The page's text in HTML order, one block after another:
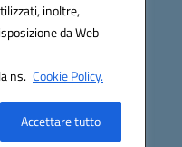
inoltre,
da Web
ns. Cookie Policy.
Accettare tutto